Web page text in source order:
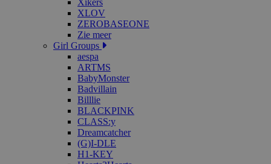
Xikers
XLOV
ZEROBASEONE
Zie meer
Girl Groups
aespa
ARTMS
BabyMonster
Badvillain
Billlie
BLACKPINK
CLASS:y
Dreamcatcher
(G)I-DLE
H1-KEY